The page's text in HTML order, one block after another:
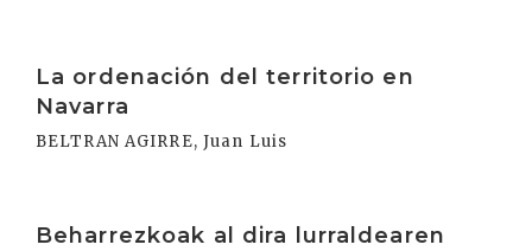
La ordenación del territorio en
Navarra
BELTRAN AGIRRE, Juan Luis
Beharrezkoak al dira lurraldearen